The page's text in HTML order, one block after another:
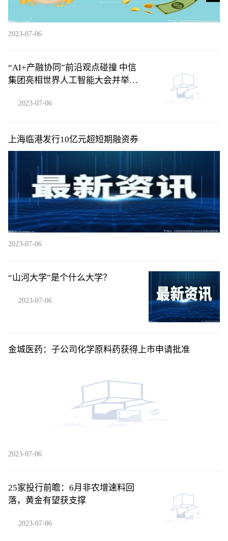
2023-07-06
“AI+产融协同”前沿观点碰撞 中信
集团亮相世界人工智能大会并举办
2023-07-06
上海临港发行10亿元超短期融资券
2023-07-06
“山河大学”是个什么大学？
2023-07-06
金城医药：子公司化学原料药获得上市申请批准
2023-07-06
25家投行前瞻：6月非农增速料回
落，黄金有望获支撑
2023-07-06